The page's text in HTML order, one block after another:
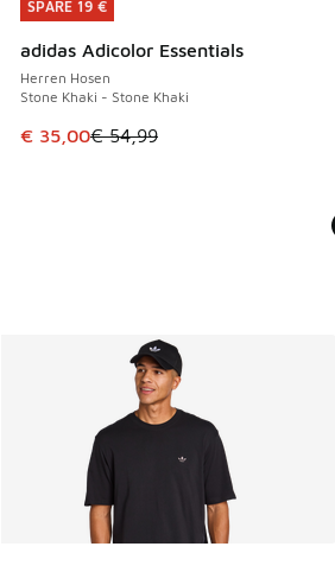
SPARE 19 €
adidas Adicolor Essentials
Herren Hosen
Stone Khaki - Stone Khaki
Dieser Artikel ist im Sale. Der
€ 35,00€ 54,99
SPARE 19 €